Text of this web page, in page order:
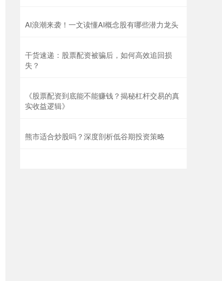
基金指数 7242.10 +12.30 +0.17%
AI浪潮来袭！一文读懂AI概念股有哪些潜力龙头
干货速递：股票配资被骗后，如何高效追回损
失？
《股票配资到底能不能赚钱？揭秘杠杆交易的真
实收益逻辑》
熊市适合炒股吗？深度剖析低谷期投资策略